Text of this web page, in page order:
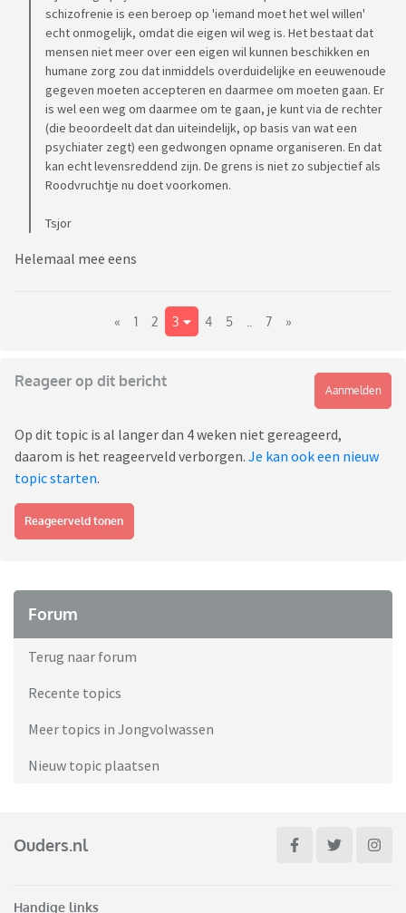
schizofrenie is een beroep op 'iemand moet het wel willen'
echt onmogelijk, omdat die eigen wil weg is. Het bestaat dat
mensen niet meer over een eigen wil kunnen beschikken en
humane zorg zou dat inmiddels overduidelijke en eeuwenoude
gegeven moeten accepteren en daarmee om moeten gaan. Er
is wel een weg om daarmee om te gaan, je kunt via de rechter
(die beoordeelt dat dan uiteindelijk, op basis van wat een
psychiater zegt) een gedwongen opname organiseren. En dat
kan echt levensreddend zijn. De grens is niet zo subjectief als
Roodvruchtje nu doet voorkomen.
Tsjor
Helemaal mee eens
« 1 2 3 4 5 7 »
Reageer op dit bericht
Aanmelden
Op dit topic is al langer dan 4 weken niet gereageerd,
daarom is het reageerveld verborgen. Je kan ook een nieuw
topic starten.
Reageerveld tonen
Forum
Terug naar forum
Recente topics
Meer topics in Jongvolwassen
Nieuw topic plaatsen
Ouders.nl
Handige links